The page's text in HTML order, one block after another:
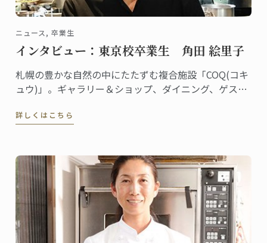
ニュース, 卒業生
インタビュー：東京校卒業生 角田 絵里子
札幌の豊かな自然の中にたたずむ複合施設「COQ(コキ
ュウ)」。ギャラリー＆ショップ、ダイニング、ゲスト
ラン一つ星のレストラン「akinagao」とのコラボレー
詳しくはこちら